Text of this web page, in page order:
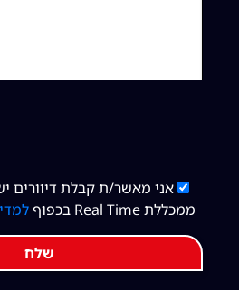
אני מאשר/ת קבלת דיוורים
ממכללת Real Time בכפוף
שלח